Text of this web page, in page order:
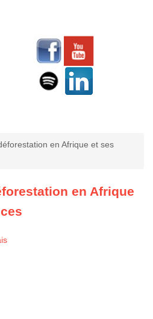
en Afrique et ses
en Afrique